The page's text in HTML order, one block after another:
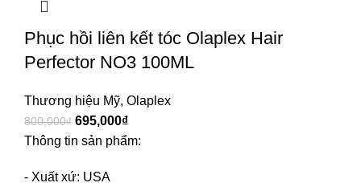
Phục hồi liên kết tóc Olaplex Hair
Perfector NO3 100ML
Thương hiệu Mỹ, Olaplex
800,000₫ 695,000₫
Thông tin sản phẩm:
- Xuất xứ: USA